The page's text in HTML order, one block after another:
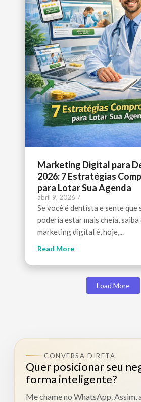
Marketing Digital para
2026: 7 Estratégias
para Lotar Sua Agenda
abril 9, 2026 /
Se você é dentista e sente que
poderia estar mais cheia, saiba
marketing digital é, hoje,...
Read More
Load More
CONVERSA DIRETA
Quer posicionar seu
forma inteligente?
Me chame no WhatsApp. Assim,